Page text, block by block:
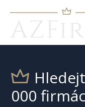
000